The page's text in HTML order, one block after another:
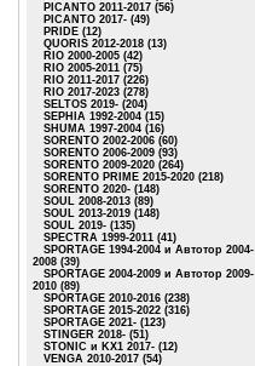
PICANTO 2011-2017 (56)
PICANTO 2017- (49)
PRIDE (12)
QUORIS 2012-2018 (13)
RIO 2000-2005 (42)
RIO 2005-2011 (75)
RIO 2011-2017 (226)
RIO 2017-2023 (278)
SELTOS 2019- (204)
SEPHIA 1992-2004 (15)
SHUMA 1997-2004 (16)
SORENTO 2002-2006 (60)
SORENTO 2006-2009 (93)
SORENTO 2009-2020 (264)
SORENTO PRIME 2015-2020 (218)
SORENTO 2020- (148)
SOUL 2008-2013 (89)
SOUL 2013-2019 (148)
SOUL 2019- (135)
SPECTRA 1999-2011 (41)
SPORTAGE 1994-2004 и Автотор 2004-
2008 (39)
SPORTAGE 2004-2009 и Автотор 2009-
2010 (89)
SPORTAGE 2010-2016 (238)
SPORTAGE 2015-2022 (316)
SPORTAGE 2021- (123)
STINGER 2018- (51)
STONIC и KX1 2017- (12)
VENGA 2010-2017 (54)